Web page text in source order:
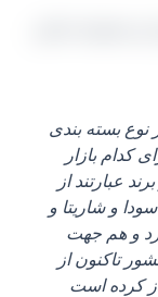
نوع بسته‌ بندی
بازار
از
شاریتا و
و هم جهت
که به بیش از ۱۰ کشور تاکنون از
سال ۹۴ آغاز کرده است